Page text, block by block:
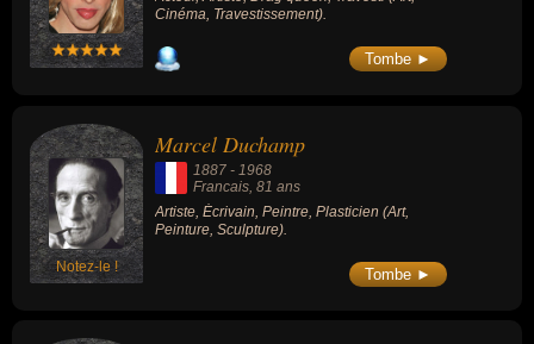
Cinéma, Travestissement).
Tombe ►
Notez-le !
Marcel Duchamp
1887 - 1968
Francais , 81 ans
Artiste, Écrivain, Peintre, Plasticien (Art,
Peinture, Sculpture).
Tombe ►